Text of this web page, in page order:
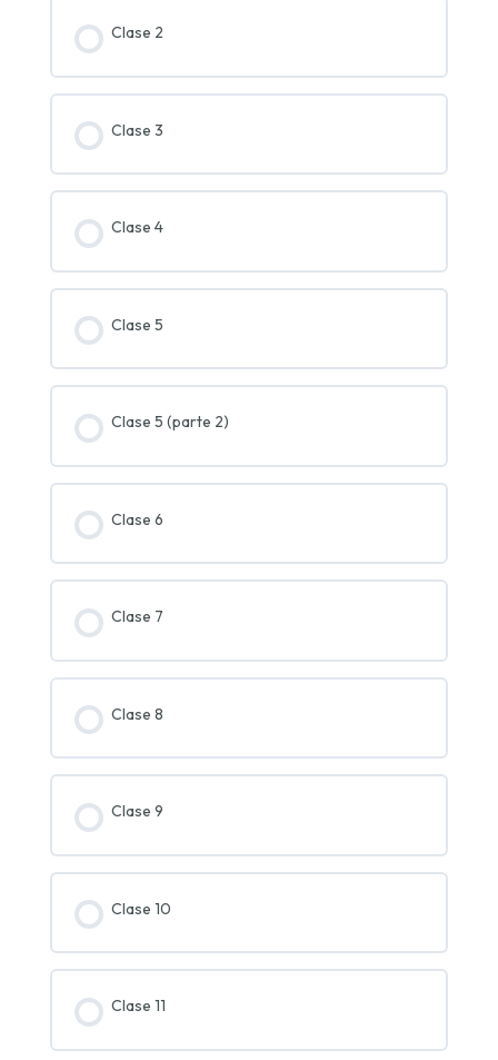
Clase 2
Clase 3
Clase 4
Clase 5
Clase 5 (parte 2)
Clase 6
Clase 7
Clase 8
Clase 9
Clase 10
Clase 11